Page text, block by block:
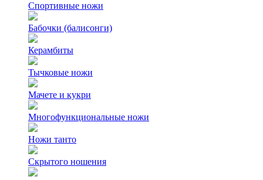
Спортивные ножи
Бабочки (балисонги)
Керамбиты
Тычковые ножи
Мачете и кукри
Многофункциональные ножи
Ножи танто
Скрытого ношения